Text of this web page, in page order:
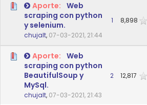
Aporte: Web
scraping con python
y selenium.
chujalt, 07-03-2021, 21:44
1 8,898
Aporte: Web
scraping con python
BeautifulSoup y
MySql.
chujalt, 07-03-2021, 21:43
2 12,817